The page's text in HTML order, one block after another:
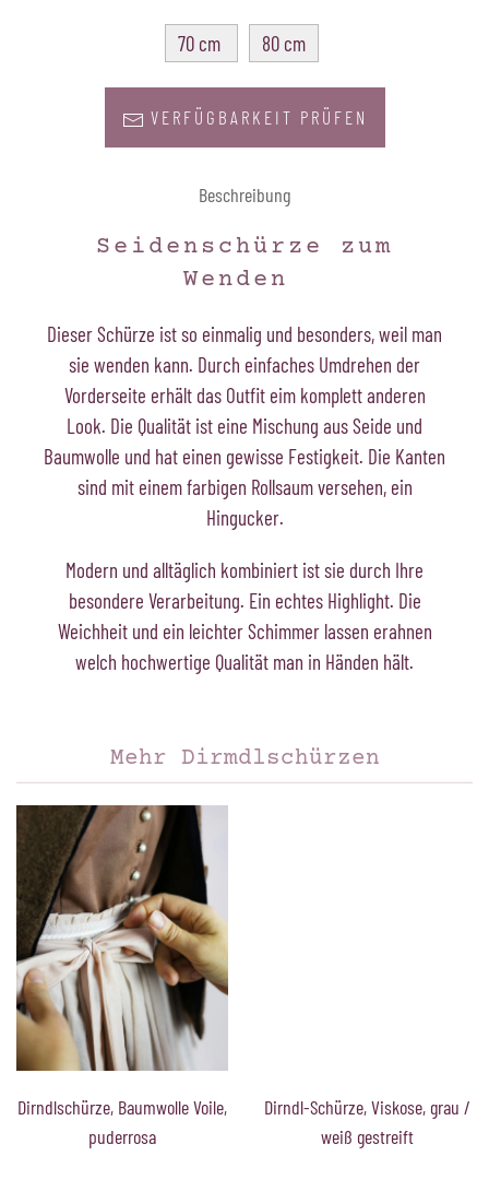
70 cm 80 cm
VERFÜGBARKEIT PRÜFEN
Beschreibung
Seidenschürze zum
Wenden
Dieser Schürze ist so einmalig und besonders, weil man
sie wenden kann. Durch einfaches Umdrehen der
Vorderseite erhält das Outfit eim komplett anderen
Look. Die Qualität ist eine Mischung aus Seide und
Baumwolle und hat einen gewisse Festigkeit. Die Kanten
sind mit einem farbigen Rollsaum versehen, ein
Hingucker.
Modern und alltäglich kombiniert ist sie durch Ihre
besondere Verarbeitung. Ein echtes Highlight. Die
Weichheit und ein leichter Schimmer lassen erahnen
welch hochwertige Qualität man in Händen hält.
Mehr Dirmdlschürzen
Dirndlschürze, Baumwolle Voile,
puderrosa
Dirndl-Schürze, Viskose, grau /
weiß gestreift